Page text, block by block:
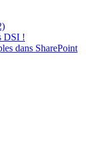
DSI !
dans SharePoint